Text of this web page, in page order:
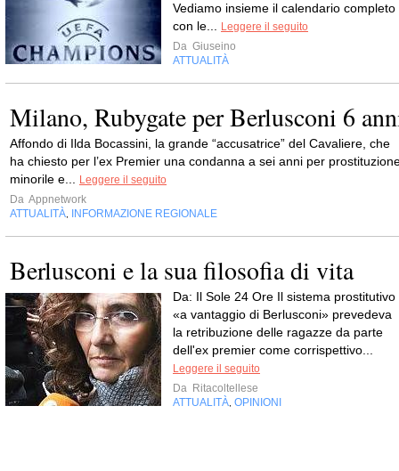
Vediamo insieme il calendario completo
con le...
Leggere il seguito
Da Giuseino
ATTUALITÀ
Milano, Rubygate per Berlusconi 6
Affondo di Ilda Bocassini, la grande “accusatrice” del Cavaliere, che
ha chiesto per l’ex Premier una condanna a sei anni per
minorile e...
Leggere il seguito
Da Appnetwork
ATTUALITÀ
INFORMAZIONE REGIONALE
Berlusconi e la sua filosofia di vita
Da: Il Sole 24 Ore Il sistema prostitutivo
«a vantaggio di Berlusconi» prevedeva
la retribuzione delle ragazze da parte
dell'ex premier come corrispettivo...
Leggere il seguito
Da Ritacoltellese
ATTUALITÀ OPINIONI